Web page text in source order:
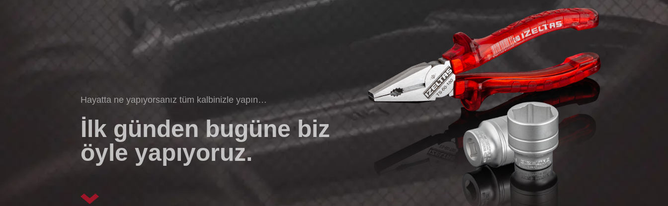
Hayatta ne yapıyorsanız tüm kalbinizle yapın…
İlk günden bugüne biz
öyle yapıyoruz.